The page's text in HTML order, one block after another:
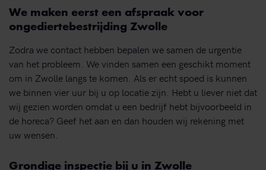
We maken eerst een afspraak voor
ongediertebestrijding Zwolle
Zodra we contact hebben bepalen we samen de urgentie
van het probleem. We vinden samen een geschikt moment
om in Zwolle langs te komen. Als er echt spoed is kunnen
we binnen vier uur bij u op locatie zijn. Hebt u liever niet dat
wij gezien worden omdat u een bedrijf hebt bijvoorbeeld in
de horeca? Geef het aan en dan houden wij rekening met
uw wensen.
Grondige inspectie bij u in Zwolle